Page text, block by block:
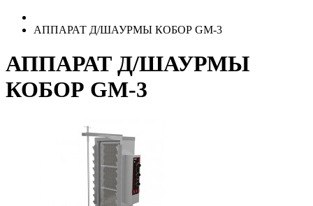
АППАРАТ Д/ШАУРМЫ КОБОР GM-3
АППАРАТ Д/ШАУРМЫ
КОБОР GM-3